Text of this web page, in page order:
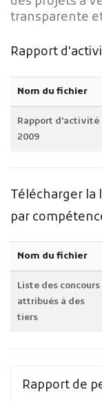
transparente
Rapport
Nom du fichier
Rapport d'activité
2009
Télécharger la
par
Nom du fichier
Liste des concours
attribués à des
tiers
Rapport de